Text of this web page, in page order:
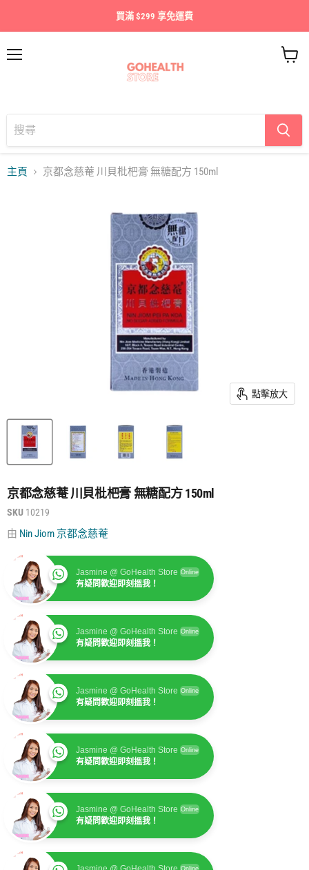
買滿 $299 享免運費
車
主頁 京都念慈菴 川貝枇杷膏 無糖配方 150ml
點擊放大
京都念慈菴 川貝枇杷膏 無糖配方 150ml
SKU 10219
由 Nin Jiom 京都念慈菴
Jasmine @ GoHealth Store Online
有疑問歡迎即刻搵我！
Jasmine @ GoHealth Store Online
有疑問歡迎即刻搵我！
Jasmine @ GoHealth Store Online
有疑問歡迎即刻搵我！
Jasmine @ GoHealth Store Online
有疑問歡迎即刻搵我！
Jasmine @ GoHealth Store Online
有疑問歡迎即刻搵我！
Online